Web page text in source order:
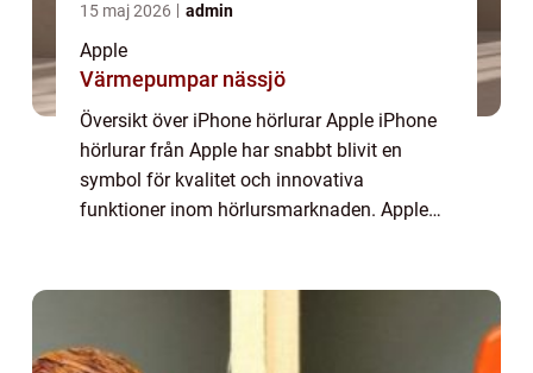
15 maj 2026 admin
Apple
Värmepumpar nässjö
Översikt över iPhone hörlurar Apple iPhone
hörlurar från Apple har snabbt blivit en
symbol för kvalitet och innovativa
funktioner inom hörlursmarknaden. Apple